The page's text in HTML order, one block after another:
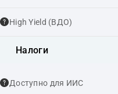
High Yield (ВДО)
Налоги
Доступно для ИИС